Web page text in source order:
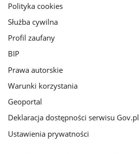
gov.pl
Polityka cookies
Służba cywilna
Profil zaufany
BIP
Prawa autorskie
Warunki korzystania
Geoportal
Deklaracja dostępności serwisu Gov.pl
Ustawienia prywatności